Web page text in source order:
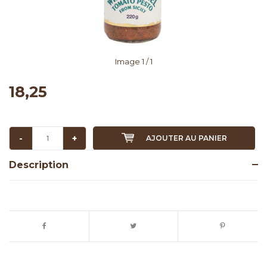
Image 1 / 1
18,25
- + AJOUTER AU PANIER
Description